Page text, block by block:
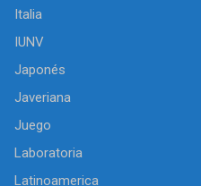
Italia
IUNV
Japonés
Javeriana
Juego
Laboratoria
Latinoamerica